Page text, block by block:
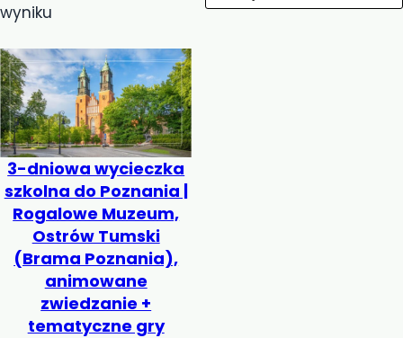
wyniku
3-dniowa wycieczka
szkolna do Poznania |
Rogalowe Muzeum,
Ostrów Tumski
(Brama Poznania),
animowane
zwiedzanie +
tematyczne gry